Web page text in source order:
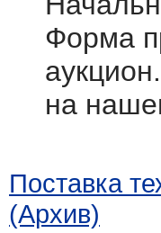
Форма
на
Поставка
(Архив)